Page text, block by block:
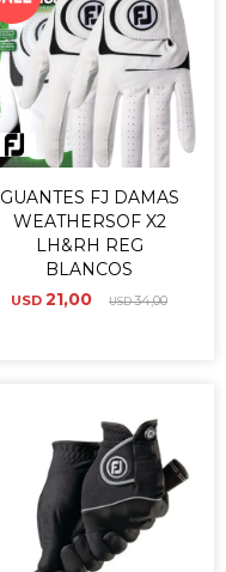
GUANTES FJ DAMAS
WEATHERSOF X2
LH&RH REG
BLANCOS
USD 21,00 USD34,00